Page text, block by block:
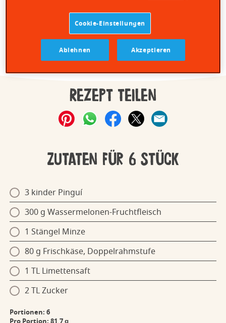
Gefällt mir! | 59 20 Minuten
Rezept teilen
Zutaten für 6 Stück
3 kinder Pinguí
300 g Wassermelonen-Fruchtfleisch
1 Stängel Minze
80 g Frischkäse, Doppelrahmstufe
1 TL Limettensaft
2 TL Zucker
Portionen: 6
Pro Portion: 81,7 g
Cookie-Einstellungen
Ablehnen Akzeptieren